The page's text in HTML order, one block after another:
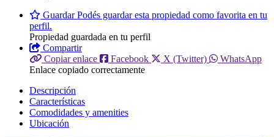
GuardarPodés guardar esta propiedad como favorita en tu
perfil.
Propiedad guardada en tu perfil
Compartir
Copiar enlace
Facebook X (Twitter)
WhatsApp
Enlace copiado correctamente
Descripción
Características
Comodidades y amenities
Ubicación